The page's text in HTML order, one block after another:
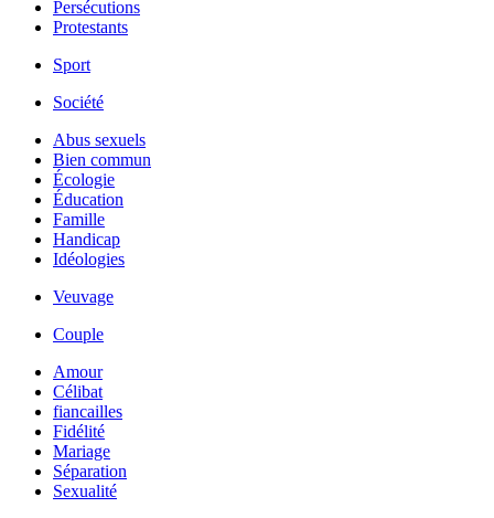
Persécutions
Protestants
Sport
Société
Abus sexuels
Bien commun
Écologie
Éducation
Famille
Handicap
Idéologies
Veuvage
Couple
Amour
Célibat
fiancailles
Fidélité
Mariage
Séparation
Sexualité